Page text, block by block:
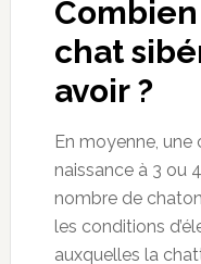
chat
avoir ?
En moyenne,
naissance à 3 ou
nombre de
les conditions
auxquelles la